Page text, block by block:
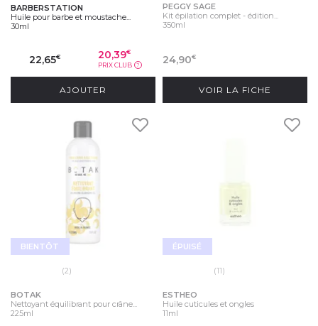
BARBERSTATION
Huile pour barbe et moustache...
30ml
22,65€ 20,39€
PRIX CLUB ?
AJOUTER
PEGGY SAGE
Kit épilation complet - édition...
350ml
24,90€
VOIR LA FICHE
BIENTÔT
(2)
BOTAK
Nettoyant équilibrant pour crâne...
225ml
ÉPUISÉ
(11)
ESTHEO
Huile cuticules et ongles
11ml